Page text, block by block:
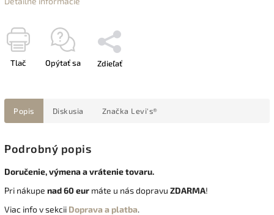
Tlač Opýtať sa Zdieľať
Popis Diskusia Značka Levi's®
Podrobný popis
Doručenie, výmena a vrátenie tovaru.
Pri nákupe nad 60 eur máte u nás dopravu ZDARMA!
Viac info v sekcii Doprava a platba.